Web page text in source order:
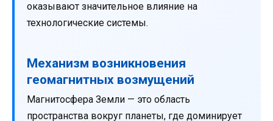
оказывают значительное влияние на
технологические системы.
Механизм возникновения
геомагнитных возмущений
Магнитосфера Земли — это область
пространства вокруг планеты, где доминирует